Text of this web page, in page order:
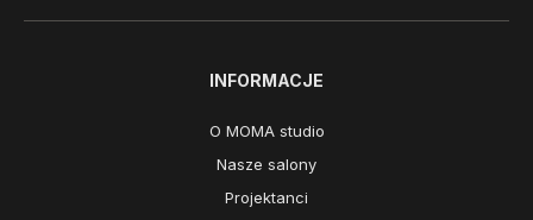
INFORMACJE
O MOMA studio
Nasze salony
Projektanci